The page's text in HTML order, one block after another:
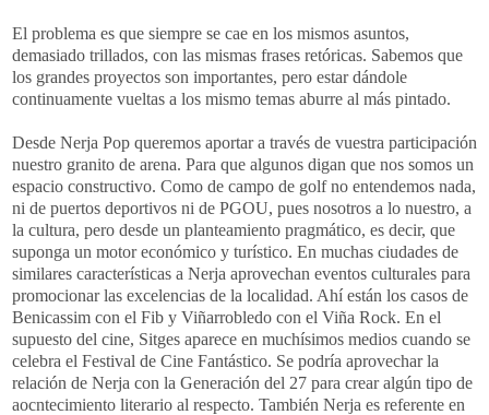
El problema es que siempre se cae en los mismos asuntos,
demasiado trillados, con las mismas frases retóricas. Sabemos que
los grandes proyectos son importantes, pero estar dándole
continuamente vueltas a los mismo temas aburre al más pintado.
Desde Nerja Pop queremos aportar a través de vuestra participación
nuestro granito de arena. Para que algunos digan que nos somos un
espacio constructivo. Como de campo de golf no entendemos nada,
ni de puertos deportivos ni de PGOU, pues nosotros a lo nuestro, a
la cultura, pero desde un planteamiento pragmático, es decir, que
suponga un motor económico y turístico. En muchas ciudades de
similares características a Nerja aprovechan eventos culturales para
promocionar las excelencias de la localidad. Ahí están los casos de
Benicassim con el Fib y Viñarrobledo con el Viña Rock. En el
supuesto del cine, Sitges aparece en muchísimos medios cuando se
celebra el Festival de Cine Fantástico. Se podría aprovechar la
relación de Nerja con la Generación del 27 para crear algún tipo de
aocntecimiento literario al respecto. También Nerja es referente en